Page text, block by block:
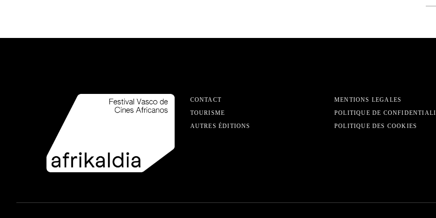
CONTACT
TOURISME
AUTRES ÉDITIONS
MENTIONS LEGALES
POLITIQUE DE
POLITIQUE DES COOKIES